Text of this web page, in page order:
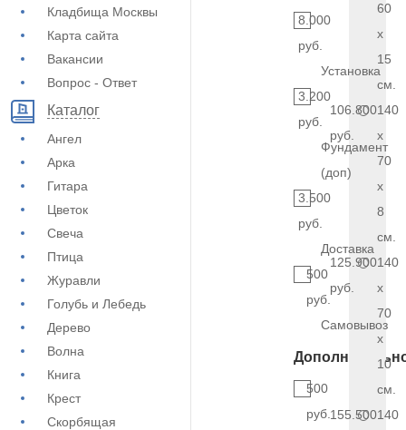
Кладбища Москвы
Карта сайта
Вакансии
Вопрос - Ответ
Каталог
Ангел
Арка
Гитара
Цветок
Свеча
Птица
Журавли
Голубь и Лебедь
Дерево
Волна
Книга
Крест
Скорбящая
8.000
руб.
Установка
3.200
руб.
Фундамент
(доп)
3.500
руб.
Доставка
500
руб.
Самовывоз
500
руб.
60
x
15
см.
106.800
руб.
140
x
70
x
8
см.
125.900
руб.
140
x
70
x
10
см.
155.500140